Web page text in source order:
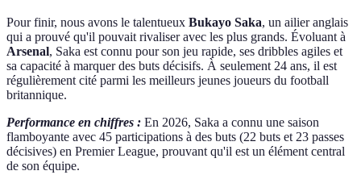
Pour finir, nous avons le talentueux Bukayo Saka, un ailier anglais
qui a prouvé qu'il pouvait rivaliser avec les plus grands. Évoluant à
Arsenal, Saka est connu pour son jeu rapide, ses dribbles agiles et
sa capacité à marquer des buts décisifs. À seulement 24 ans, il est
régulièrement cité parmi les meilleurs jeunes joueurs du football
britannique.
Performance en chiffres : En 2026, Saka a connu une saison
flamboyante avec 45 participations à des buts (22 buts et 23 passes
décisives) en Premier League, prouvant qu'il est un élément central
de son équipe.